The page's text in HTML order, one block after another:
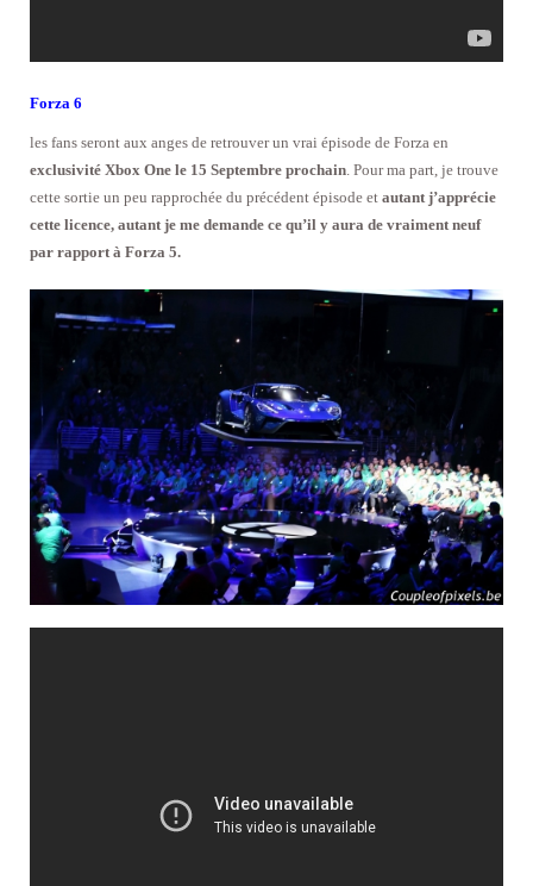
Forza 6
les fans seront aux anges de retrouver un vrai épisode de Forza en
exclusivité Xbox One le 15 Septembre prochain . Pour ma part, je trouve
cette sortie un peu rapprochée du précédent épisode et autant j’apprécie
cette licence, autant je me demande ce qu’il y aura de vraiment neuf
par rapport à Forza 5.